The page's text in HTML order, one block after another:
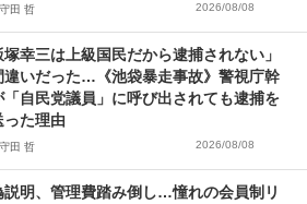
守田 哲 2026/08/08
塚幸三は上級国民だから逮捕されない」
違いだった…《池袋暴走事故》警視庁幹
「自民党議員」に呼び出されても逮捕を
った理由
守田 哲 2026/08/08
説明、管理費踏み倒し…憧れの会員制リ